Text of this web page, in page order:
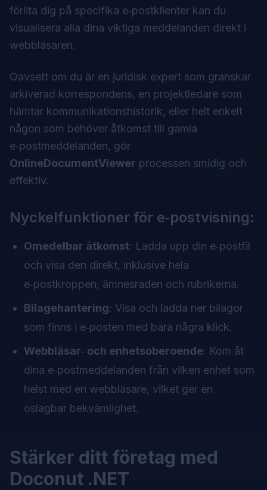
förlita dig på specifika e‑postklienter kan du
visualisera alla dina viktiga meddelanden direkt i
webbläsaren.
Oavsett om du är en juridisk expert som granskar
arkiverad korrespondens, en projektledare som
hämtar kommunikationshistorik, eller helt enkelt
någon som behöver åtkomst till gamla
e‑postmeddelanden, gör
OnlineDocumentViewer processen smidig och
effektiv.
Nyckelfunktioner för e‑postvisning:
Omedelbar åtkomst: Ladda upp din e‑postfil
och visa den direkt, inklusive hela
e‑postkroppen, ämnesraden och rubrikerna.
Bilagehantering: Visa och ladda ner bilagor
som finns i e‑posten med bara några klick.
Webbläsar‑ och enhetsoberoende: Kom åt
dina e‑postmeddelanden från vilken enhet som
helst med en webbläsare, vilket ger en
oslagbar bekvämlighet.
Stärker ditt företag med
Doconut .NET